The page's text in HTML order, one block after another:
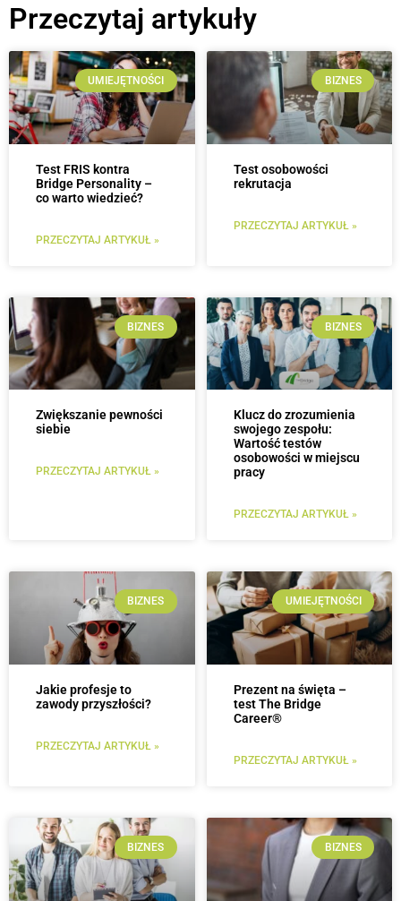
Przeczytaj artykuły
UMIEJĘTNOŚCI
Test FRIS kontra
Bridge Personality –
co warto wiedzieć?
PRZECZYTAJ ARTYKUŁ »
BIZNES
Test osobowości
rekrutacja
PRZECZYTAJ ARTYKUŁ »
BIZNES
Zwiększanie pewności
siebie
PRZECZYTAJ ARTYKUŁ »
BIZNES
Klucz do zrozumienia
swojego zespołu:
Wartość testów
osobowości w miejscu
pracy
PRZECZYTAJ ARTYKUŁ »
BIZNES
Jakie profesje to
zawody przyszłości?
PRZECZYTAJ ARTYKUŁ »
UMIEJĘTNOŚCI
Prezent na święta –
test The Bridge
Career®
PRZECZYTAJ ARTYKUŁ »
BIZNES BIZNES